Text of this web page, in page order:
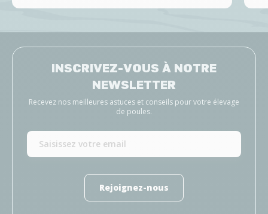
INSCRIVEZ-VOUS À NOTRE
NEWSLETTER
Recevez nos meilleures astuces et conseils pour votre élevage
de poules.
Rejoignez-nous